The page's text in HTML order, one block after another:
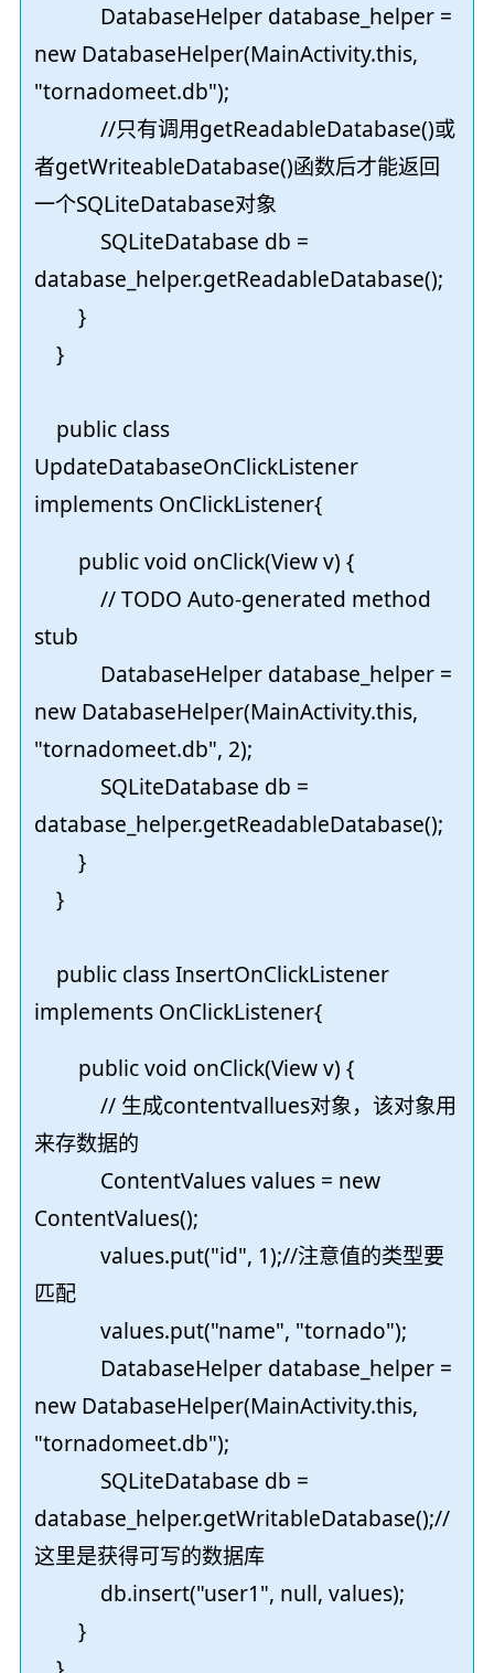
DatabaseHelper database_helper =
new DatabaseHelper(MainActivity.this,
"tornadomeet.db");
//只有调用getReadableDatabase()或
者getWriteableDatabase()函数后才能返回
一个SQLiteDatabase对象
SQLiteDatabase db =
database_helper.getReadableDatabase();
}
}
public class
UpdateDatabaseOnClickListener
implements OnClickListener{
public void onClick(View v) {
// TODO Auto-generated method
stub
DatabaseHelper database_helper =
new DatabaseHelper(MainActivity.this,
"tornadomeet.db", 2);
SQLiteDatabase db =
database_helper.getReadableDatabase();
}
}
public class InsertOnClickListener
implements OnClickListener{
public void onClick(View v) {
// 生成contentvallues对象，该对象用
来存数据的
ContentValues values = new
ContentValues();
values.put("id", 1);//注意值的类型要
匹配
values.put("name", "tornado");
DatabaseHelper database_helper =
new DatabaseHelper(MainActivity.this,
"tornadomeet.db");
SQLiteDatabase db =
database_helper.getWritableDatabase();//
这里是获得可写的数据库
db.insert("user1", null, values);
}